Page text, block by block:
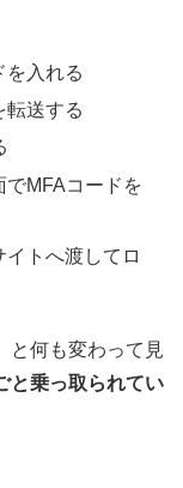
を入れる
転送する
MFAコードを
トへ渡してロ
と何も変わって見
と乗っ取られてい